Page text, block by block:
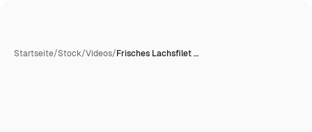
Startseite/Stock/Videos/Frisches Lachsfilet …